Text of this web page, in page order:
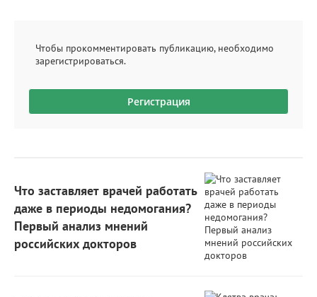
Чтобы прокомментировать публикацию, необходимо
зарегистрироваться.
Регистрация
Что заставляет врачей работать
даже в периоды недомогания?
Первый анализ мнений
российских докторов